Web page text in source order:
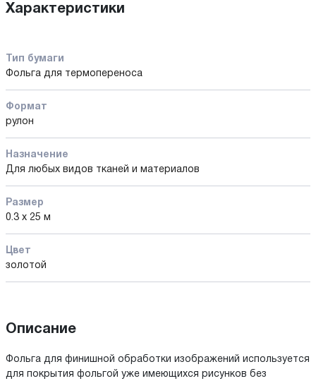
Характеристики
Тип бумаги
Фольга для термопереноса
Формат
рулон
Назначение
Для любых видов тканей и материалов
Размер
0.3 х 25 м
Цвет
золотой
Описание
Фольга для финишной обработки изображений используется
для покрытия фольгой уже имеющихся рисунков без